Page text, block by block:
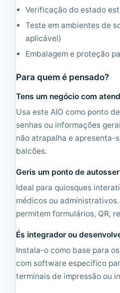
Verificação do estado
Teste em ambientes de
aplicável)
Embalagem e proteção
Para quem é pensado?
Tens um negócio com
Usa este AIO como ponto
senhas ou informações
não atrapalha e apresenta-
balcões.
Geris um ponto de
Ideal para quiosques
médicos ou
permitem formulários, QR,
És integrador ou
Instala-o como base para
com software específico
terminais de impressão ou